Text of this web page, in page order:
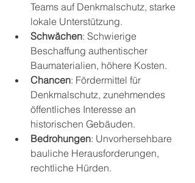
Teams auf Denkmalschutz, starke
lokale Unterstützung.
Schwächen: Schwierige
Beschaffung authentischer
Baumaterialien, höhere Kosten.
Chancen: Fördermittel für
Denkmalschutz, zunehmendes
öffentliches Interesse an
historischen Gebäuden.
Bedrohungen: Unvorhersehbare
bauliche Herausforderungen,
rechtliche Hürden.